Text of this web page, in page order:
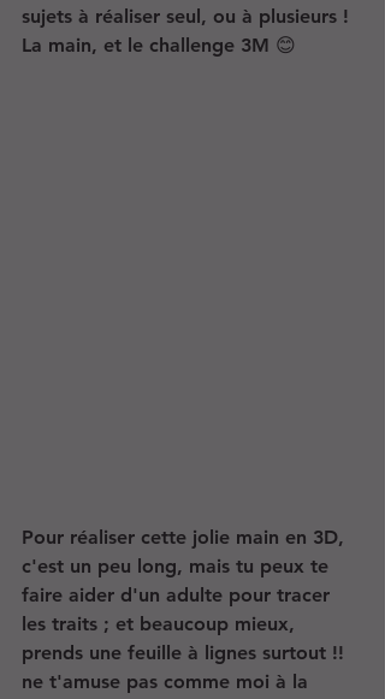
sujets à réaliser seul, ou à plusieurs !
La main, et le challenge 3M 😊
Pour réaliser cette jolie main en 3D,
c'est un peu long, mais tu peux te
faire aider d'un adulte pour tracer
les traits ; et beaucoup mieux,
prends une feuille à lignes surtout !!
ne t'amuse pas comme moi à la